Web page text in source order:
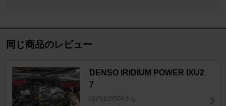
同じ商品のレビュー
DENSO IRIDIUM POWER IXU2
7
ほのぼの500さん